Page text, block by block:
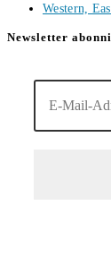
Western,
Newsletter